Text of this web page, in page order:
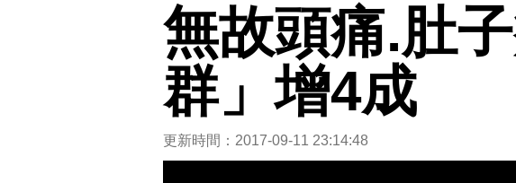
無故頭痛.肚
群」增4成
更新時間：2017-09-11 23:14:48